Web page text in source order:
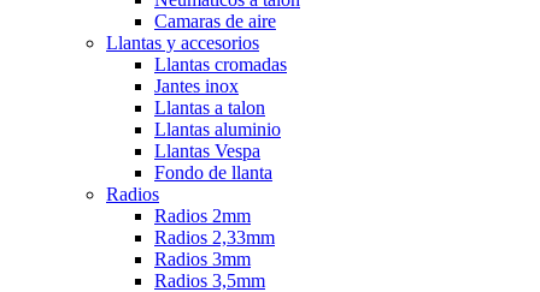
Camaras de aire
Llantas y accesorios
Llantas cromadas
Jantes inox
Llantas a talon
Llantas aluminio
Llantas Vespa
Fondo de llanta
Radios
Radios 2mm
Radios 2,33mm
Radios 3mm
Radios 3,5mm